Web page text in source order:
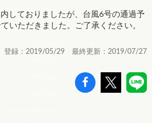
しておりましたが、台風6号の通過予
いただきました。ご了承ください。
登録：2019/05/29 最終更新：2019/07/27